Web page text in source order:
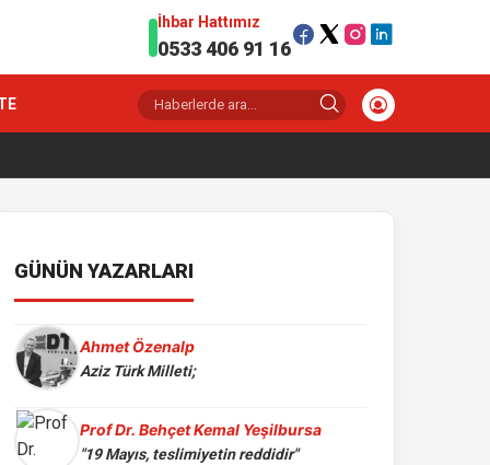
İhbar Hattımız
0533 406 91 16
GÜNÜN YAZARLARI
Ahmet Özenalp
Aziz Türk Milleti;
Prof Dr. Behçet Kemal Yeşilbursa
"19 Mayıs, teslimiyetin reddidir"